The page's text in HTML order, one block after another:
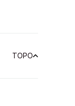
TOPO